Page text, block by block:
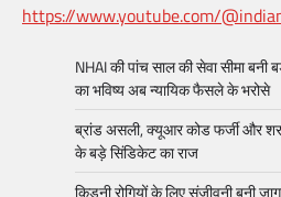
https://www.youtube.com/
NHAI की पांच साल की सेवा सीमा बनी
का भविष्य अब न्यायिक फैसले के भरोसे
ब्रांड असली, क्यूआर कोड फर्जी और
के बड़े सिंडिकेट का राज
किडनी रोगियों के लिए संजीवनी बनी